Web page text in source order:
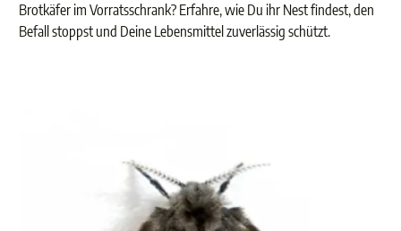
Brotkäfer im Vorratsschrank? Erfahre, wie Du ihr Nest findest, den
Befall stoppst und Deine Lebensmittel zuverlässig schützt.